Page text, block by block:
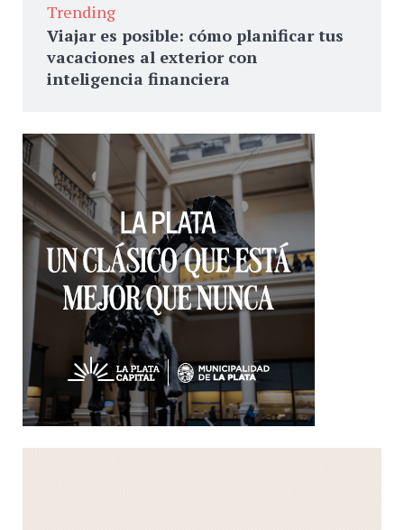
Trending
Viajar es posible: cómo planificar tus
vacaciones al exterior con
inteligencia financiera